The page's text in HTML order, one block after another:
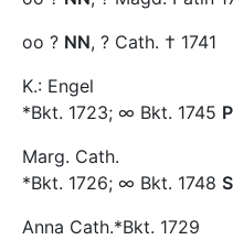
oo ? NN, ? Cath. † 1741
K.: Engel
*Bkt. 1723; ∞ Bkt. 1745
Marg. Cath.
*Bkt. 1726; ∞ Bkt. 1748
Anna Cath.*Bkt. 1729